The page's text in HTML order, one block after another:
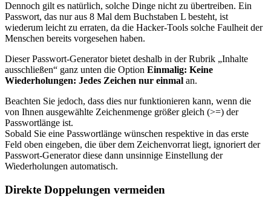
Dennoch gilt es natürlich, solche Dinge nicht zu übertreiben. Ein
Passwort, das nur aus 8 Mal dem Buchstaben L besteht, ist
wiederum leicht zu erraten, da die Hacker-Tools solche Faulheit der
Menschen bereits vorgesehen haben.
Dieser Passwort-Generator bietet deshalb in der Rubrik
Inhalte
ausschließen
ganz unten die Option Einmalig: Keine
Wiederholungen: Jedes Zeichen nur einmal an.
Beachten Sie jedoch, dass dies nur funktionieren kann, wenn die
von Ihnen ausgewählte Zeichenmenge größer gleich (>=) der
Passwortlänge ist.
Sobald Sie eine Passwortlänge wünschen respektive in das erste
Feld oben eingeben, die über dem Zeichenvorrat liegt, ignoriert der
Passwort-Generator diese dann unsinnige Einstellung der
Wiederholungen automatisch.
Direkte Doppelungen vermeiden